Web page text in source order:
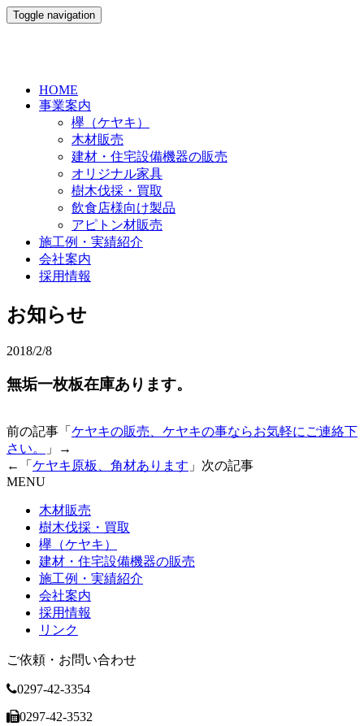
Toggle navigation
HOME
事業案内
欅（ケヤキ）
木材販売
建材・住宅設備機器の販売
オリジナル家具
樹木伐採・買取
飲食店様向け製品
アピトン材販売
施工例・実績紹介
会社案内
採用情報
お知らせ
2018/2/8
無垢一枚板在庫あります。
前の記事「 ケヤキの販売、ケヤキの事ならお気軽にご連絡下
さい。
」→
←「 ケヤキ原板、角材あります 」次の記事
MENU
木材販売
樹木伐採・買取
欅（ケヤキ）
建材・住宅設備機器の販売
施工例・実績紹介
会社案内
採用情報
リンク
ご依頼・お問い合わせ
0297-42-3354
0297-42-3532